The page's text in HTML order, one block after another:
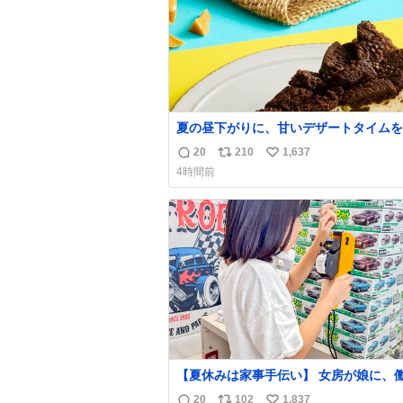
夏の昼下がりに、甘いデザートタイム
クサク食感が楽しめるデザート2品が登
います✨ どちらの”サクッ”から楽しみ
すか😊 🧡→ #キャラメルオールドファッショ
ンドーナツ 外はさっくり、中はしっと
ャラメルのビターな味わいに包まれた
ツ🍩 🖤→
返
信
数
20
リ
ス
ト
数
210
い
ね
数
1,637
4時間前
【夏休みは家事手伝い】 女房が娘に、
らバイト代もらえば？と言ったら、娘
20 102 1,837